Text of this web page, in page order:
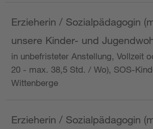
Erzieherin / Sozialpädagogin
unsere Kinder- und
in unbefristeter Anstellung, Vollzeit
20 - max. 38,5 Std. / Wo), SOS-
Wittenberge
Erzieherin / Sozialpädagogin